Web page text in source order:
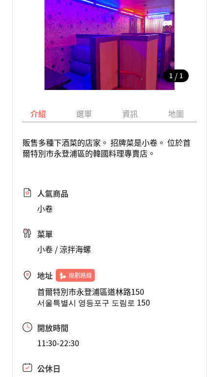
1 / 1
介紹 選單 資訊 地圖
販售多種下酒菜的店家。 招牌菜是小卷。 位於首
爾特別市永登浦區的韓國料理專賣店。
人氣商品
小卷
菜單
小卷 / 涼拌海螺
地址 規劃路線
首爾特別市永登浦區道林路150
서울특별시 영등포구 도림로 150
開放時間
11:30-22:30
公休日